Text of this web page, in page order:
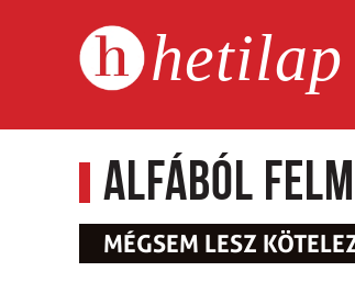
hetilap
Alfából
MÉGSEM LESZ